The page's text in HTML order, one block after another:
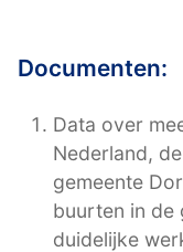
Documenten:
Data over
Nederland,
gemeente
buurten in de
duidelijke